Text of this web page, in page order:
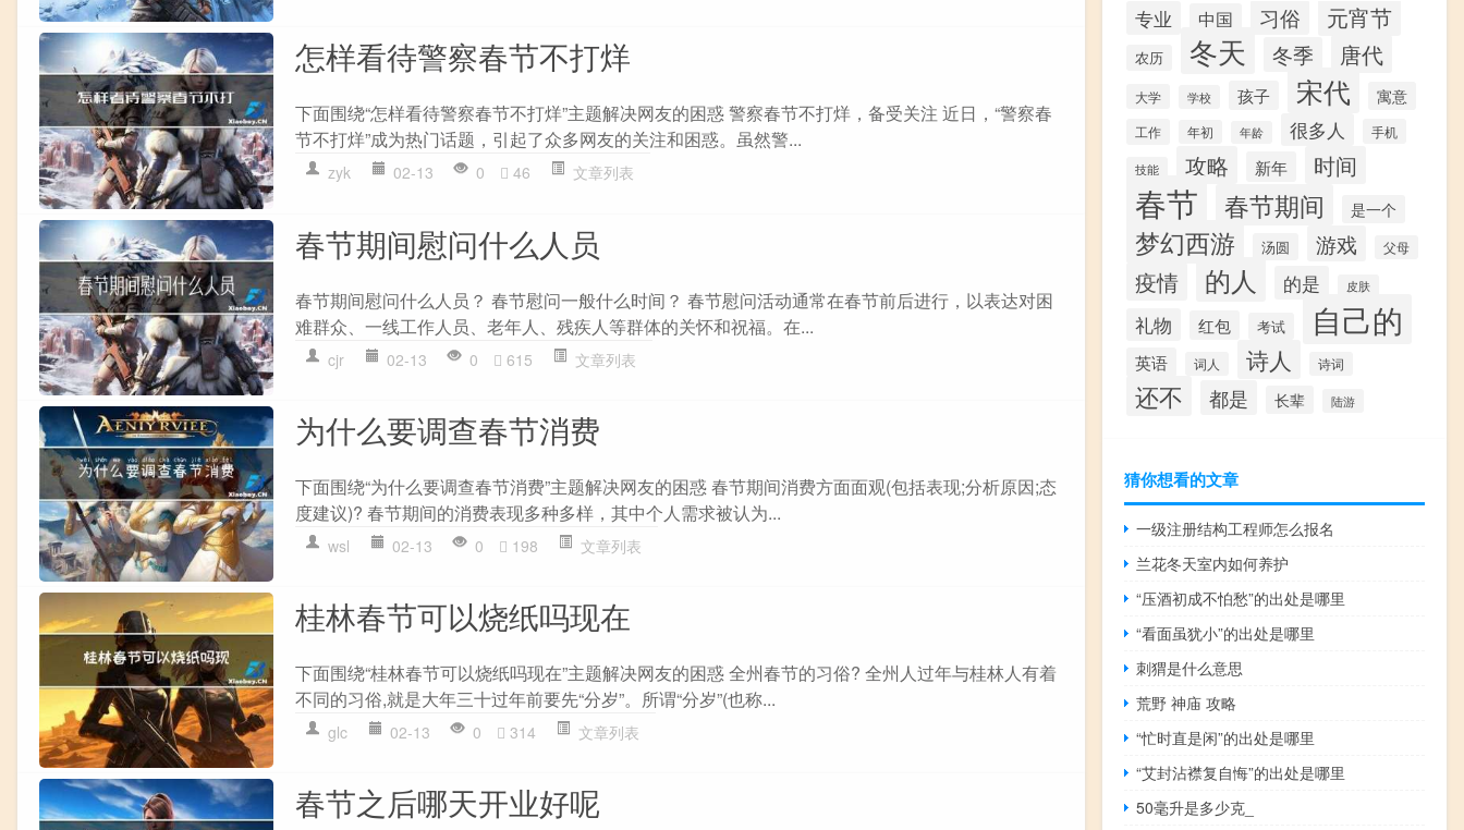
怎样看待警察春节不打烊
下面围绕“怎样看待警察春节不打烊”主题解决网友的困惑 警察春节不打烊，备受关注 近日，“警察春
节不打烊”成为热门话题，引起了众多网友的关注和困惑。虽然警...
zyk 02-13 0 46 文章列表
春节期间慰问什么人员
春节期间慰问什么人员？ 春节慰问一般什么时间？ 春节慰问活动通常在春节前后进行，以表达对困
难群众、一线工作人员、老年人、残疾人等群体的关怀和祝福。在...
cjr 02-13 0 615 文章列表
为什么要调查春节消费
下面围绕“为什么要调查春节消费”主题解决网友的困惑 春节期间消费方面面观(包括表现;分析原因;态
度建议)? 春节期间的消费表现多种多样，其中个人需求被认为...
wsl 02-13 0 198 文章列表
桂林春节可以烧纸吗现在
下面围绕“桂林春节可以烧纸吗现在”主题解决网友的困惑 全州春节的习俗? 全州人过年与桂林人有着
不同的习俗,就是大年三十过年前要先“分岁”。所谓“分岁”(也称...
glc 02-13 0 314 文章列表
春节之后哪天开业好呢
专业 中国 习俗 元宵节
农历 冬天 冬季 唐代
大学 学校 孩子 宋代 寓意
工作 年初 年龄 很多人 手机
技能 攻略 新年 时间
春节 春节期间 是一个
梦幻西游 汤圆 游戏 父母
疫情 的人 的是 皮肤
礼物 红包 考试 自己的
英语 词人 诗人 诗词
还不 都是 长辈 陆游
猜你想看的文章
一级注册结构工程师怎么报名
兰花冬天室内如何养护
“压酒初成不怕愁”的出处是哪里
“看面虽犹小”的出处是哪里
刺猬是什么意思
荒野 神庙 攻略
“忙时直是闲”的出处是哪里
“艾封沾襟复自悔”的出处是哪里
50毫升是多少克_